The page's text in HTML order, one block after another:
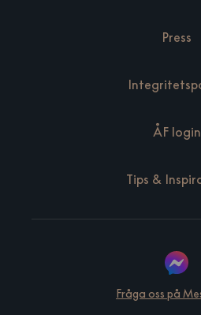
Press
ÅF login
Tips &
Fråga oss på